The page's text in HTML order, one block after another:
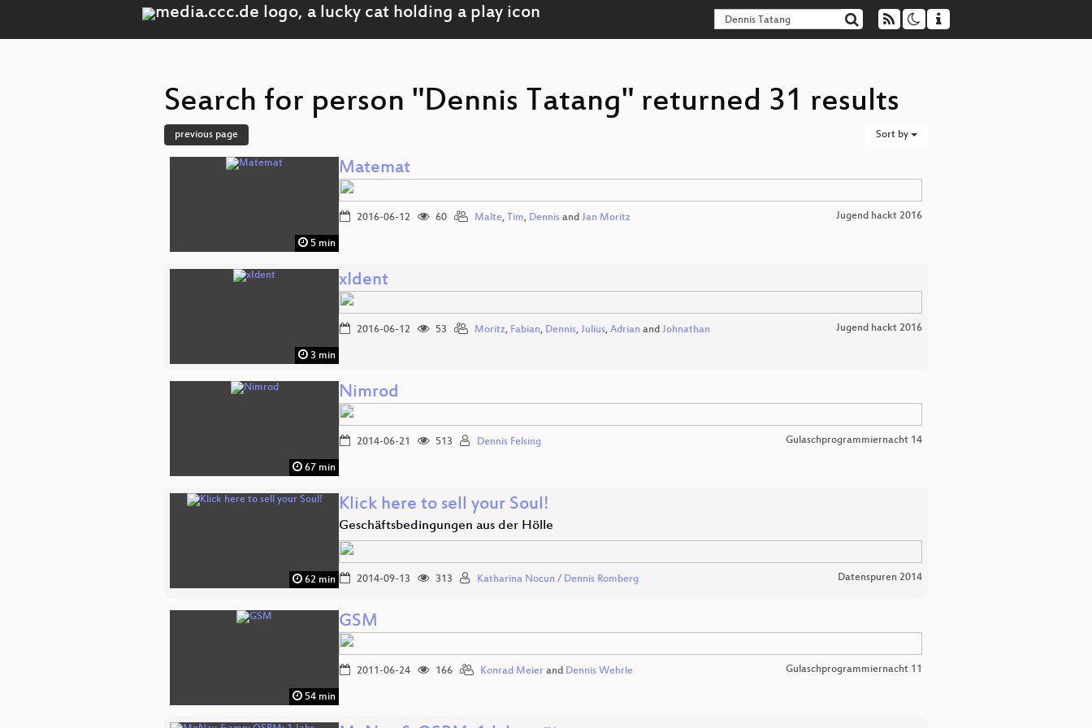
Search for person "Dennis Tatang" returned 31 results
previous page Sort by
5 min
Matemat
2016-06-12 60 Malte, Tim, Dennis andJan Moritz Jugend hackt 2016
3 min
xIdent
2016-06-12 53 Moritz, Fabian, Dennis,Julius,Adrian andJohnathan Jugend hackt 2016
67 min
Nimrod
2014-06-21 513 Dennis Felsing Gulaschprogrammiernacht 14
62 min
Klick here to sell your Soul!
Geschäftsbedingungen aus der Hölle
2014-09-13 313 Katharina Nocun / Dennis Romberg Datenspuren 2014
54 min
GSM
2011-06-24 166 Konrad Meier and Dennis Wehrle Gulaschprogrammiernacht 11